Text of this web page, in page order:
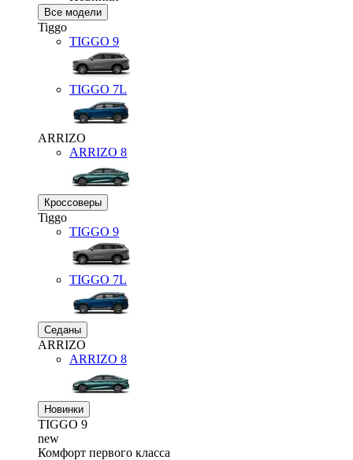
Все модели
Tiggo
TIGGO 9
TIGGO 7L
ARRIZO
ARRIZO 8
Кроссоверы
Tiggo
TIGGO 9
TIGGO 7L
Седаны
ARRIZO
ARRIZO 8
Новинки
TIGGO 9
new
Комфорт первого класса